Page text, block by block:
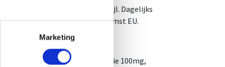
Marketing
noch een gezonde levensstijl. Dagelijks
van kinderen. Plaats van herkomst EU.
spinazie 100mg,